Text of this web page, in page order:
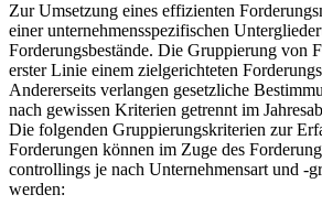
Zur Umsetzung eines effizienten
einer unternehmensspezifischen
Forderungsbestände. Die Gruppierung von
erster Linie einem zielgerichteten
Andererseits verlangen gesetzliche
nach gewissen Kriterien getrennt im
Die folgenden Gruppierungskriterien zur
Forderungen können im Zuge des
controllings je nach Unternehmensart und -
werden: